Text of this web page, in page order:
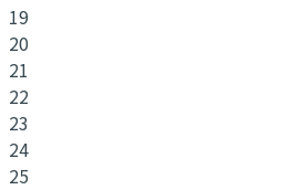
19
20
21
22
23
24
25